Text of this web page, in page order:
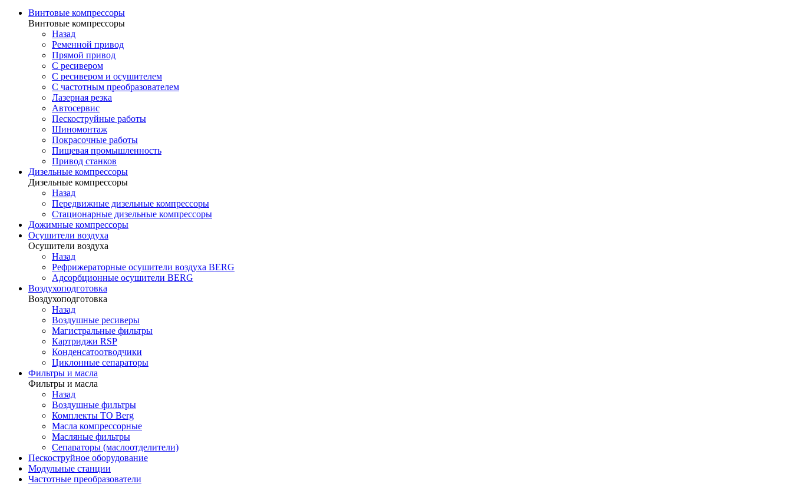
Винтовые компрессоры
Винтовые компрессоры
Назад
Ременной привод
Прямой привод
С ресивером
С ресивером и осушителем
С частотным преобразователем
Лазерная резка
Автосервис
Пескоструйные работы
Шиномонтаж
Покрасочные работы
Пищевая промышленность
Привод станков
Дизельные компрессоры
Дизельные компрессоры
Назад
Передвижные дизельные компрессоры
Стационарные дизельные компрессоры
Дожимные компрессоры
Осушители воздуха
Осушители воздуха
Назад
Рефрижераторные осушители воздуха BERG
Адсорбционные осушители BERG
Воздухоподготовка
Воздухоподготовка
Назад
Воздушные ресиверы
Магистральные фильтры
Картриджи RSP
Конденсатоотводчики
Циклонные сепараторы
Фильтры и масла
Фильтры и масла
Назад
Воздушные фильтры
Комплекты ТО Berg
Масла компрессорные
Масляные фильтры
Сепараторы (маслоотделители)
Пескоструйное оборудование
Модульные станции
Частотные преобразователи